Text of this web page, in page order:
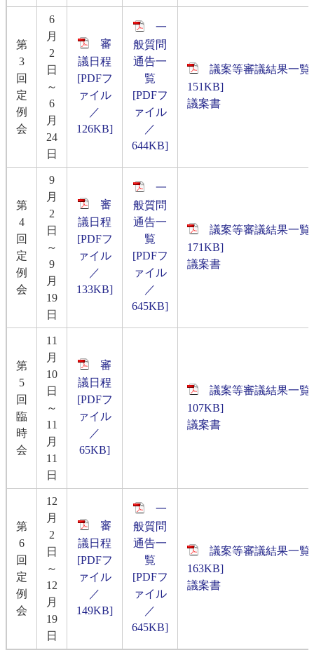
第
3
回
定
例
会
6
月
2
日
～
6
月
24
日
審
議日程
[PDFフ
ァイル
／
126KB]
一
般質問
通告一
覧
[PDFフ
ァイル
／
644KB]
議案等審議結果一覧
151KB]
議案書
第
4
回
定
例
会
9
月
2
日
～
9
月
19
日
審
議日程
[PDFフ
ァイル
／
133KB]
一
般質問
通告一
覧
[PDFフ
ァイル
／
645KB]
議案等審議結果一覧
171KB]
議案書
第
5
回
臨
時
会
11
月
10
日
～
11
月
11
日
審
議日程
[PDFフ
ァイル
／
65KB]
議案等審議結果一覧
107KB]
議案書
第
6
回
定
例
会
12
月
2
日
～
12
月
19
日
審
議日程
[PDFフ
ァイル
／
149KB]
一
般質問
通告一
覧
[PDFフ
ァイル
／
645KB]
議案等審議結果一覧
163KB]
議案書